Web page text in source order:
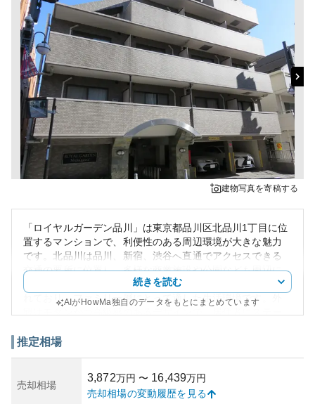
建物写真を寄稿する
「ロイヤルガーデン品川」は東京都品川区北品川1丁目に位
置するマンションで、利便性のある周辺環境が大きな魅力
です。北品川は品川、新宿、渋谷へ直通でアクセスできる
交通の要所に位置し、多様な商業施設や公園なども周辺に
広がっています。また、良好な教育施設へのアクセスも優
れており、ファミリー層にとって適した生活環境です。外
で、耐震強度についても安心できる設計がされています。
と考えられます。ただし、都心部の物件は地価の変動リス
クや他の高価の物件との競争が懸念され、投資物件として
続きを読む
AIがHowMa独自のデータをもとにまとめています
推定相場
売却相場
3,872万円 〜 16,439万円
売却相場の変動履歴を見る